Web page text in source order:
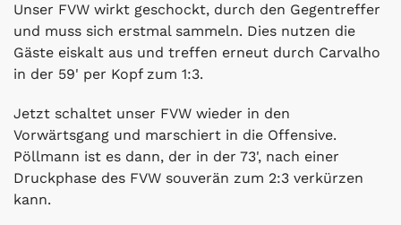
Unser FVW wirkt geschockt, durch den Gegentreffer
und muss sich erstmal sammeln. Dies nutzen die
Gäste eiskalt aus und treffen erneut durch Carvalho
in der 59' per Kopf zum 1:3.
Jetzt schaltet unser FVW wieder in den
Vorwärtsgang und marschiert in die Offensive.
Pöllmann ist es dann, der in der 73', nach einer
Druckphase des FVW souverän zum 2:3 verkürzen
kann.